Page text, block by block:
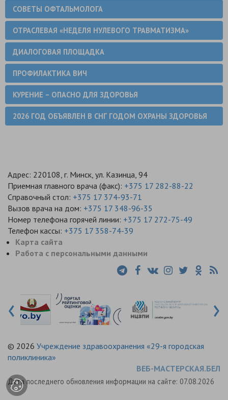
СОВЕТЫ ОФТАЛЬМОЛОГА
ОТРАСЛЕВАЯ «НЕДЕЛЯ НУЛЕВОГО ТРАВМАТИЗМА»
ДИАЛОГОВАЯ ПЛОЩАДКА
ПРОФИЛАКТИКА ВИЧ
КУРЕНИЕ – ОПАСНО ДЛЯ ЗДОРОВЬЯ
2026 ГОД ОБЪЯВЛЕН В СНГ ГОДОМ ОХРАНЫ ЗДОРОВЬЯ
Адрес: 220108, г. Минск, ул. Казинца, 94
Приемная главного врача (факс): +375 17 282-88-22
Справочный стол: +375 17 374-93-71
Вызов врача на дом: +375 17 348-96-35
Номер телефона горячей линии: +375 17 272-75-49
Телефон кассы: +375 17 358-74-39
Карта сайта
Работа с персональными данными
‹ ›
© 2026 Учреждение здравоохранения «29-я городская
поликлиника»
ВЕБ-МАСТЕРСКАЯ.БЕЛ
Дата последнего обновления информации на сайте: 07.08.2026